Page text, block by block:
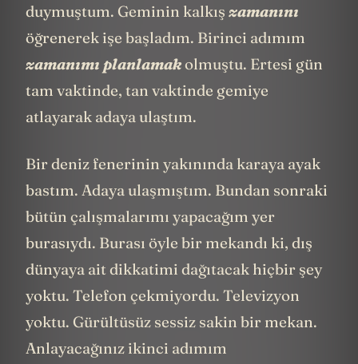
duymuştum. Geminin kalkış zamanını
öğrenerek işe başladım. Birinci adımım
zamanımı planlamakolmuştu. Ertesi gün
tam vaktinde, tan vaktinde gemiye
atlayarak adaya ulaştım.
Bir deniz fenerinin yakınında karaya ayak
bastım. Adaya ulaşmıştım. Bundan sonraki
bütün çalışmalarımı yapacağım yer
burasıydı. Burası öyle bir mekandı ki, dış
dünyaya ait dikkatimi dağıtacak hiçbir şey
yoktu. Telefon çekmiyordu. Televizyon
yoktu. Gürültüsüz sessiz sakin bir mekan.
Anlayacağınız ikinci adımım